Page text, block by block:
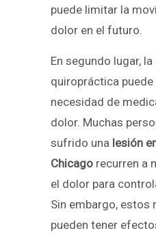
puede limitar la
dolor en el futuro.
En segundo lugar,
quiropráctica
necesidad de
dolor. Muchas
sufrido una lesión
Chicago recurren a
el dolor para
Sin embargo, estos
pueden tener